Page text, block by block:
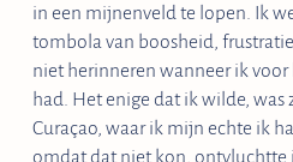
in een mijnenveld te lopen. Ik
tombola van boosheid,
niet herinneren wanneer ik voor
had. Het enige dat ik wilde,
Curaçao, waar ik mijn echte ik
omdat dat niet kon,